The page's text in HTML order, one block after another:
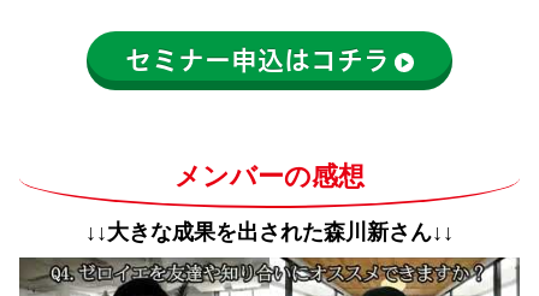
セミナー申込はコチラ
メンバーの感想
↓↓大きな成果を出された森川新さん↓↓